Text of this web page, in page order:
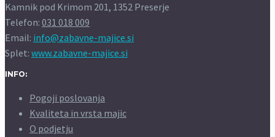
Kamnik pod Krimom 201, 1352 Preserje
Telefon: 031 018 009
Email: info@zabavne-majice.si
Splet: www.zabavne-majice.si
INFO:
Pogoji poslovanja
Kvaliteta in vrsta majic
O podjetju